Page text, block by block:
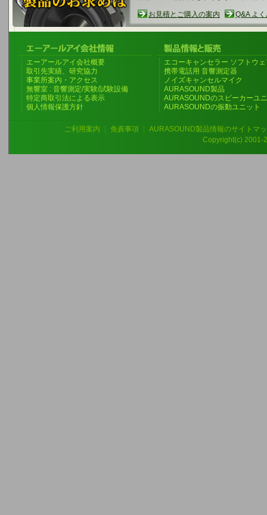
お見積とご購入の案内 Q&A よ
エーアールアイ会社概要
取引先実績、研究協力
事業所案内・アクセス
無響室 : 音響測定/実験/試験設備
特定商取引法による表示
個人情報保護方針
エコーキャンセラー ソフトウ
携帯電話用 音響測定器
ノイズキャンセルマイク
AURASOUND製品
AURASOUNDのスピーカーユ
AURASOUNDの振動ユニット
ご利用案内 免責事項
AURASOUND製品情報のサイトマ
Copyright(c) 2001-